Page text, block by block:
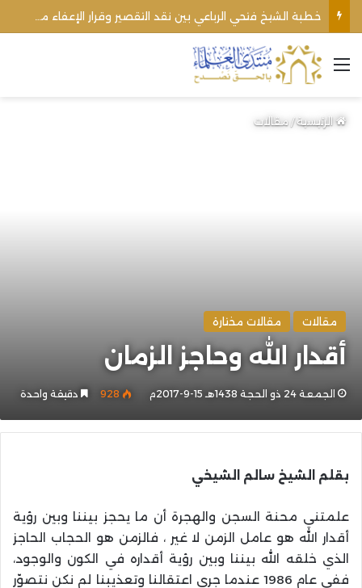
القائمة
الرئيسية/مقالات
مقالات مقالات مختارة
أقدار الله وحاجز الزمان
الجمعة 24 ذو الحجة 1438هـ 15-9-2017م 928 دقيقة واحدة
بقلم الشيخ سالم الشيخي
علمتني محنة السجن والهجرة أن ما يحجز بيننا وبين رؤية
أقدار الله هو عامل الزمن لا غير ، فالزمن هو الحجاب الحاجز
الذي خلقه الله بيننا وبين رؤية أقداره في الكون والوجود،
ففي عام 1986 عندما جرى اعتقالنا وتعذيبنا لم نكن نتصوّر